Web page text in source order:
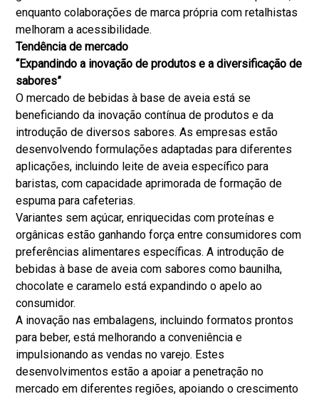
enquanto colaborações de marca própria com retalhistas
melhoram a acessibilidade.
Tendência de mercado
“Expandindo a inovação de produtos e a diversificação de
sabores”
O mercado de bebidas à base de aveia está se
beneficiando da inovação contínua de produtos e da
introdução de diversos sabores. As empresas estão
desenvolvendo formulações adaptadas para diferentes
aplicações, incluindo leite de aveia específico para
baristas, com capacidade aprimorada de formação de
espuma para cafeterias.
Variantes sem açúcar, enriquecidas com proteínas e
orgânicas estão ganhando força entre consumidores com
preferências alimentares específicas. A introdução de
bebidas à base de aveia com sabores como baunilha,
chocolate e caramelo está expandindo o apelo ao
consumidor.
A inovação nas embalagens, incluindo formatos prontos
para beber, está melhorando a conveniência e
impulsionando as vendas no varejo. Estes
desenvolvimentos estão a apoiar a penetração no
mercado em diferentes regiões, apoiando o crescimento